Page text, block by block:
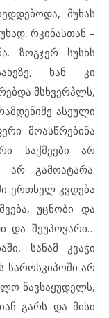
მუხას
რკინასთან –
ზოგჯერ სუსხს
ხან კი
მსხვერპლს,
ასეული
მოასწრებინა
საქმეები არ
არ გამოატარა.
ერთხელ კვდება
უცნობი და
და შეუპოვარი…
სანამ კვაჭი
საროსკიპოში არ
ნავსაყუდელს,
გარს და მისი